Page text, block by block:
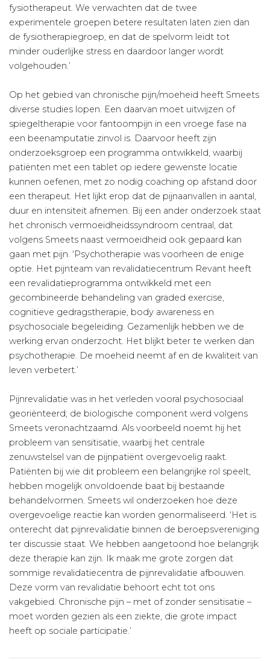
fysiotherapeut. We verwachten dat de twee
experimentele groepen betere resultaten laten zien dan
de fysiotherapiegroep, en dat de spelvorm leidt tot
minder ouderlijke stress en daardoor langer wordt
volgehouden.’
Op het gebied van chronische pijn/moeheid heeft Smeets
diverse studies lopen. Een daarvan moet uitwijzen of
spiegeltherapie voor fantoompijn in een vroege fase na
een beenamputatie zinvol is. Daarvoor heeft zijn
onderzoeksgroep een programma ontwikkeld, waarbij
patiënten met een tablet op iedere gewenste locatie
kunnen oefenen, met zo nodig coaching op afstand door
een therapeut. Het lijkt erop dat de pijnaanvallen in aantal,
duur en intensiteit afnemen. Bij een ander onderzoek staat
het chronisch vermoeidheidssyndroom centraal, dat
volgens Smeets naast vermoeidheid ook gepaard kan
gaan met pijn. ‘Psychotherapie was voorheen de enige
optie. Het pijnteam van revalidatiecentrum Revant heeft
een revalidatieprogramma ontwikkeld met een
gecombineerde behandeling van graded exercise,
cognitieve gedragstherapie, body awareness en
psychosociale begeleiding. Gezamenlijk hebben we de
werking ervan onderzocht. Het blijkt beter te werken dan
psychotherapie. De moeheid neemt af en de kwaliteit van
leven verbetert.’
Pijnrevalidatie was in het verleden vooral psychosociaal
georiënteerd; de biologische component werd volgens
Smeets veronachtzaamd. Als voorbeeld noemt hij het
probleem van sensitisatie, waarbij het centrale
zenuwstelsel van de pijnpatiënt overgevoelig raakt.
Patiënten bij wie dit probleem een belangrijke rol speelt,
hebben mogelijk onvoldoende baat bij bestaande
behandelvormen. Smeets wil onderzoeken hoe deze
overgevoelige reactie kan worden genormaliseerd. ‘Het is
onterecht dat pijnrevalidatie binnen de beroepsvereniging
ter discussie staat. We hebben aangetoond hoe belangrijk
deze therapie kan zijn. Ik maak me grote zorgen dat
sommige revalidatiecentra de pijnrevalidatie afbouwen.
Deze vorm van revalidatie behoort echt tot ons
vakgebied. Chronische pijn – met of zonder sensitisatie –
moet worden gezien als een ziekte, die grote impact
heeft op sociale participatie.’